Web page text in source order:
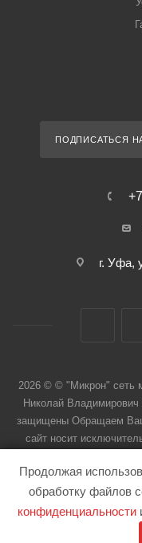
ПОДПИСАТЬСЯ
г. Уфа,
2026 © © "Микрон" сеть
Николай
защищены Обращаем
сайт носит
Продолжая
обработку файлов
конфиденциальности